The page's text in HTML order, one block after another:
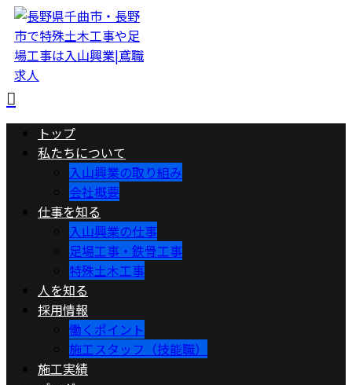
トップ
私たちについて
入山興業の取り組み
会社概要
仕事を知る
入山興業の仕事
足場工事・鉄骨工事
特殊土木工事
人を知る
採用情報
働くポイント
施工スタッフ（技能職）
施工実績